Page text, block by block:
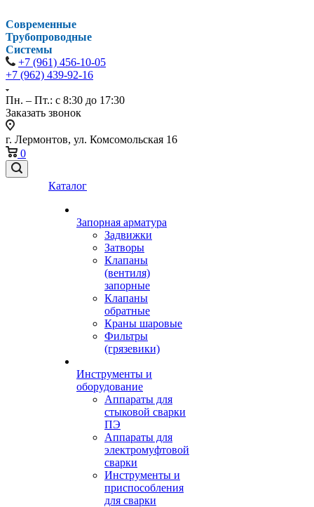
Современные
Трубопроводные
Системы
+7 (961) 456-10-05
+7 (962) 439-92-16
Пн. – Пт.: с 8:30 до 17:30
Заказать звонок
г. Лермонтов, ул. Комсомольская 16
0
Каталог
Запорная арматура
Задвижки
Затворы
Клапаны
(вентиля)
запорные
Клапаны
обратные
Краны шаровые
Фильтры
(грязевики)
Инструменты и
оборудование
Аппараты для
стыковой сварки
ПЭ
Аппараты для
электромуфтовой
сварки
Инструменты и
приспособления
для сварки